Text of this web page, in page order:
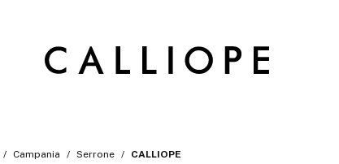
Campania Serrone CALLIOPE